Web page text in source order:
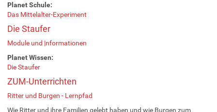
Planet Schule:
Das Mittelalter-Experiment
Die Staufer
Module und |nformationen
Planet Wissen:
Die Staufer
ZUM-Unterrichten
Ritter und Burgen - Lernpfad
Wie Ritter und ihre Familien gelebt haben und wie Burgen zum